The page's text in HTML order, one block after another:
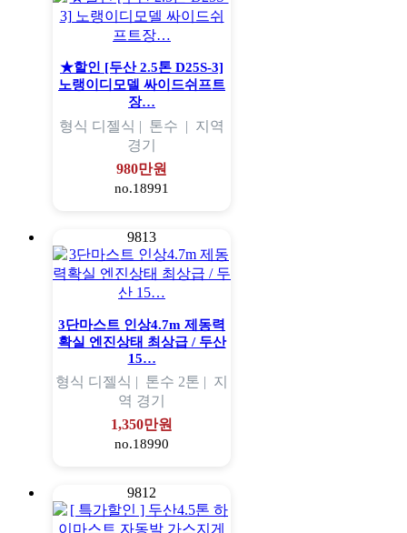
★할인 [두산 2.5톤 D25S-3]
노랭이디모델 싸이드쉬프트
장…
형식 디젤식 | 톤수 | 지역
경기
980만원
no.18991
9813
3단마스트 인상4.7m 제동력
확실 엔진상태 최상급 / 두산
15…
형식 디젤식 | 톤수 2톤 | 지
역 경기
1,350만원
no.18990
9812